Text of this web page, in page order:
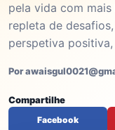
pela vida com
repleta de
perspetiva
Por
Compartilhe
Facebook